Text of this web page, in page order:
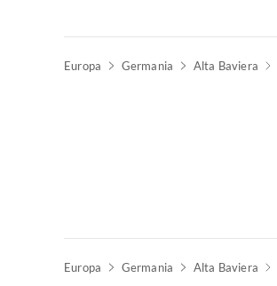
Europa Germania Alta Baviera
Europa Germania Alta Baviera